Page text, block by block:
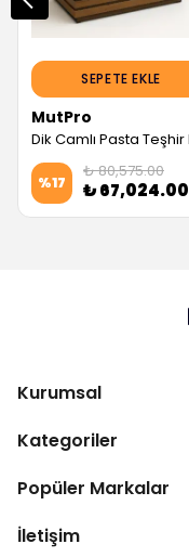
SEPETE EKLE
MutPro
%17
₺ 80,575.00
₺ 67,024.00
Kurumsal
Kategoriler
Popüler Markalar
İletişim